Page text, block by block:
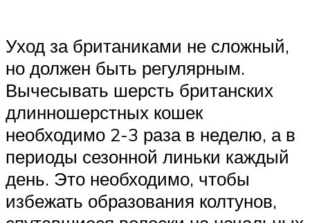
Уход за британиками не сложный,
но должен быть регулярным.
Вычесывать шерсть британских
длинношерстных кошек
необходимо 2-3 раза в неделю, а в
периоды сезонной линьки каждый
день. Это необходимо, чтобы
избежать образования колтунов,